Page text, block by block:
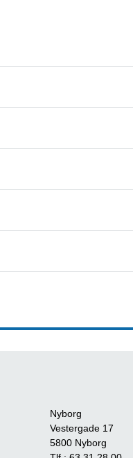
Nyborg
Vestergade 17
5800 Nyborg